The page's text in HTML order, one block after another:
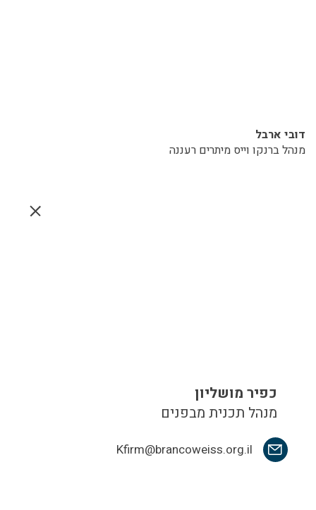
דובי ארבל
מנהל ברנקו וייס מיתרים רעננה
כפיר מושליון
מנהל תכנית מבפנים
Kfirm@brancoweiss.org.il